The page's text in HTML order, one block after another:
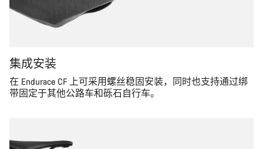
集成安装
在 Endurace CF 上可采用螺丝稳固安装，同时也支持通过绑
带固定于其他公路车和砾石自行车。